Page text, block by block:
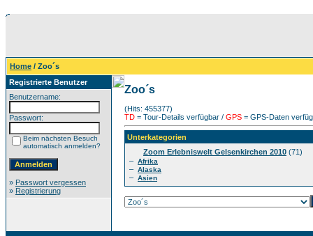
Home / Zoo´s
Registrierte Benutzer
Benutzername:
Passwort:
Beim nächsten Besuch
automatisch anmelden?
» Passwort vergessen
» Registrierung
Zoo´s
(Hits: 455377)
TD = Tour-Details verfügbar / GPS = GPS-Daten
Unterkategorien
Zoom Erlebniswelt Gelsenkirchen 2010 (71)
– Afrika
– Alaska
– Asien